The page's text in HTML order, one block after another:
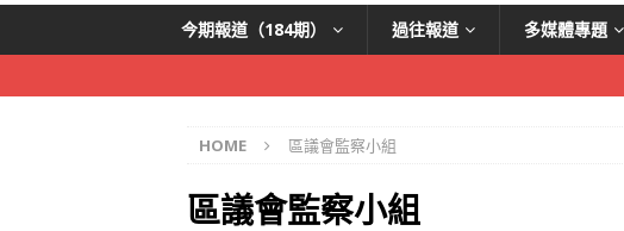
今期報道（184期） 過往報道 多媒體專題
HOME 區議會監察小組
區議會監察小組